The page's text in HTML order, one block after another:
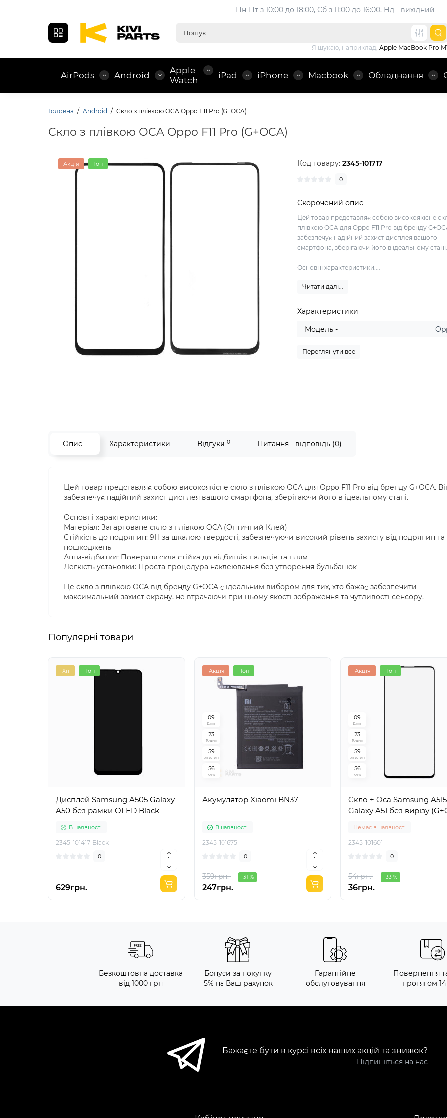
Пн-Пт з 10:00 до 18:00, Сб з 11:00 до 16:00, Нд - вихідний
Я шукаю, наприклад, Apple MacBook Pro
AirPods Android
Apple
Watch
iPad iPhone Macbook Обладнання
Головна Android Cкло з плівкою ОCA Oppo F11 Pro (G+OCA)
Cкло з плівкою ОCA Oppo F11 Pro (G+OCA)
Акція Топ Код товару:2345-101717
0
Скорочений опис
Цей товар представляє собою високоякісне
плівкою OCA для Oppo F11 Pro від бренду
забезпечує надійний захист дисплея вашого
смартфона, зберігаючи його в ідеальному стані.
Основні характеристики:...
Читати далі...
Характеристики
Модель -
Переглянути все
Опис Характеристики Відгуки 0 Питання - відповідь (0)
Цей товар представляє собою високоякісне скло з плівкою OCA для Oppo F11 Pro від бренду G+OCA.
забезпечує надійний захист дисплея вашого смартфона, зберігаючи його в ідеальному стані.
Основні характеристики:
Матеріал: Загартоване скло з плівкою OCA (Оптичний Клей)
Стійкість до подряпин: 9H за шкалою твердості, забезпечуючи високий рівень захисту від подряпин та
пошкоджень
Анти-відбитки: Поверхня скла стійка до відбитків пальців та плям
Легкість установки: Проста процедура наклеювання без утворення бульбашок
Це скло з плівкою OCA від бренду G+OCA є ідеальним вибором для тих, хто бажає забезпечити
максимальний захист екрану, не втрачаючи при цьому якості зображення та чутливості сенсору.
Популярні товари
Хіт Топ
Дисплей Samsung A505 Galaxy
A50 без рамки OLED Black
В наявності
2345-101417-Black
0
629грн.
Акція Топ
09
Днів
23
Годин
59
хвилин
55
сек
Акумулятор Xiaomi BN37
В наявності
2345-101675
0
359грн. -31 %
247грн.
Акція Топ
09
Днів
23
Годин
59
хвилин
55
сек
Cкло + Oca Samsung A515
Galaxy A51 без вирізу
Немає в наявності
2345-101601
0
54грн. -33 %
36грн.
Безкоштовна доставка
від 1000 грн
Бонуси за покупку
5% на Ваш рахунок
Гарантійне
обслуговування
Повернення
протягом 14
Бажаєте бути в курсі всіх наших акцій та знижок?
Підпишіться на нас